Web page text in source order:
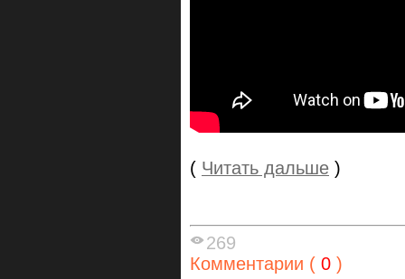
( Читать дальше )
269
Комментарии ( 0 )